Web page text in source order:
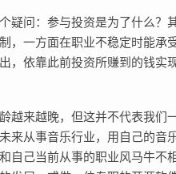
疑问：参与投资是为了什么
，一方面在职业不稳定时能
，依靠此前投资所赚到的钱
越来越晚，但这并不代表我
来从事音乐行业，用自己的
自己当前从事的职业风马牛